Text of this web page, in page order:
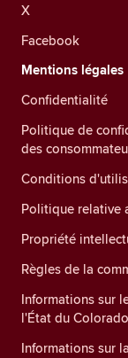
X
Facebook
Mentions légales
Confidentialité
Politique de
des
Conditions
Politique relative
Propriété
Règles de la
Informations sur
l'État du Colorado
Informations sur